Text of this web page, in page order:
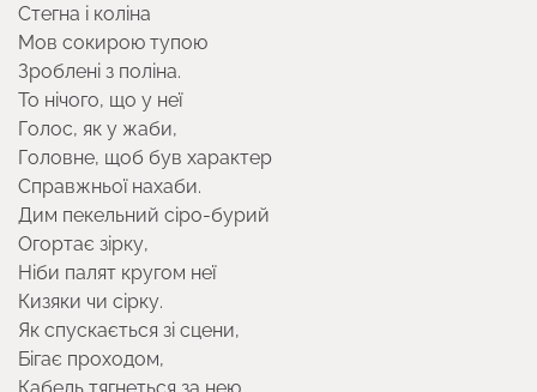
Стегна і коліна
Мов сокирою тупою
Зроблені з поліна.
То нічого, що у неї
Голос, як у жаби,
Головне, щоб був характер
Справжньої нахаби.
Дим пекельний сіро-бурий
Огортає зірку,
Ніби палят кругом неї
Кизяки чи сірку.
Як спускається зі сцени,
Бігає проходом,